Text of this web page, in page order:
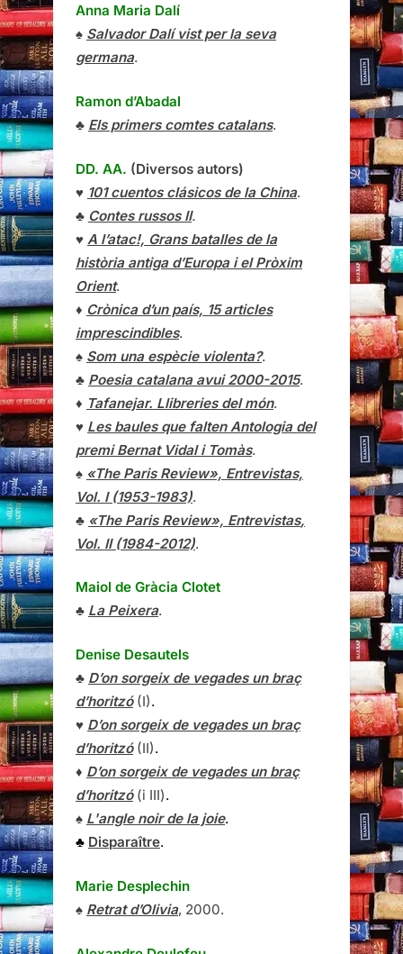
Anna Maria Dalí
♠ Salvador Dalí vist per la seva
germana.
Ramon d’Abadal
♣ Els primers comtes catalans.
DD. AA. (Diversos autors)
♥ 101 cuentos clásicos de la China.
♣ Contes russos II.
♥ A l’atac!, Grans batalles de la
història antiga d’Europa i el Pròxim
Orient.
♦ Crònica d’un país, 15 articles
imprescindibles.
♠ Som una espècie violenta?.
♣ Poesia catalana avui 2000-2015.
♦ Tafanejar. Llibreries del món.
♥ Les baules que falten Antologia del
premi Bernat Vidal i Tomàs.
♠ «The Paris Review», Entrevistas,
Vol. I (1953-1983).
♣ «The Paris Review», Entrevistas,
Vol. II (1984-2012).
Maiol de Gràcia Clotet
♣ La Peixera.
Denise Desautels
♣ D’on sorgeix de vegades un braç
d’horitzó(I).
♥ D’on sorgeix de vegades un braç
d’horitzó(II).
♦ D’on sorgeix de vegades un braç
d’horitzó(i III).
♠ L'angle noir de la joie.
♣ Disparaître.
Marie Desplechin
♠ Retrat d’Olivia, 2000.